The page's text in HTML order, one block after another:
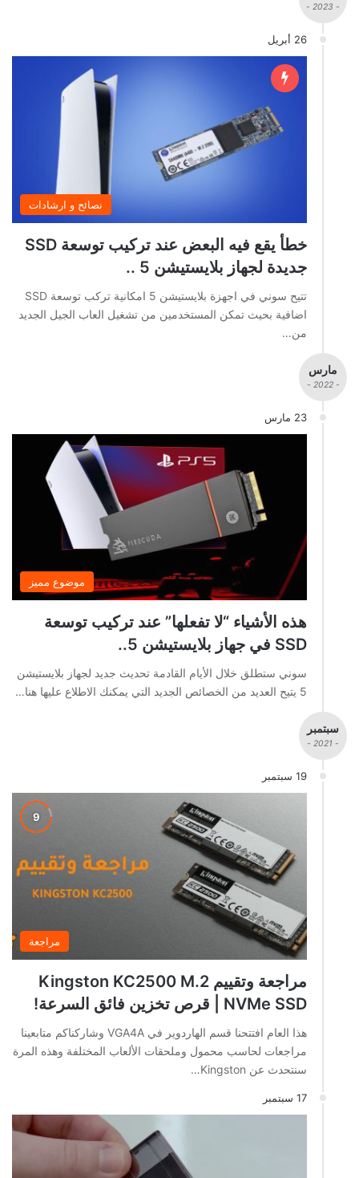
- 2023 -
26 أبريل
نصائح و ارشادات
خطأ يقع فيه البعض عند تركيب توسعة SSD
جديدة لجهاز بلايستيشن 5 ..
تتيح سوني في اجهزة بلايستيشن 5 امكانية تركب توسعة SSD
اضافية بحيث تمكن المستخدمين من تشغيل العاب الجيل الجديد
من…
مارس
- 2022 -
23 مارس
موضوع مميز
هذه الأشياء “لا تفعلها” عند تركيب توسعة
SSD في جهاز بلايستيشن 5..
سوني ستطلق خلال الأيام القادمة تحديث جديد لجهاز بلايستيشن
5 يتيح العديد من الخصائص الجديد التي يمكنك الاطلاع عليها هنا…
سبتمبر
- 2021 -
19 سبتمبر
مراجعة
مراجعة وتقييم Kingston KC2500 M.2
NVMe SSD | قرص تخزين فائق السرعة!
هذا العام افتتحنا قسم الهاردوير في VGA4A وشاركناكم متابعينا
مراجعات لحاسب محمول وملحقات الألعاب المختلفة وهذه المرة
سنتحدث عن Kingston…
17 سبتمبر